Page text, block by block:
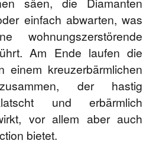
einfach abwarten, was
wohnungszerstörende
Am Ende laufen die
einem kreuzerbärmlichen
der hastig
und erbärmlich
vor allem aber auch
bietet.